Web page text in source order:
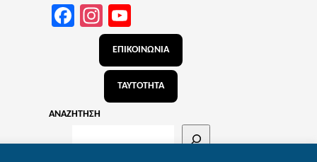
Facebook
Instagram
Channel
ΕΠΙΚΟΙΝΩΝΙΑ
ΤΑΥΤΟΤΗΤΑ
ΑΝΑΖΗΤΗΣΗ